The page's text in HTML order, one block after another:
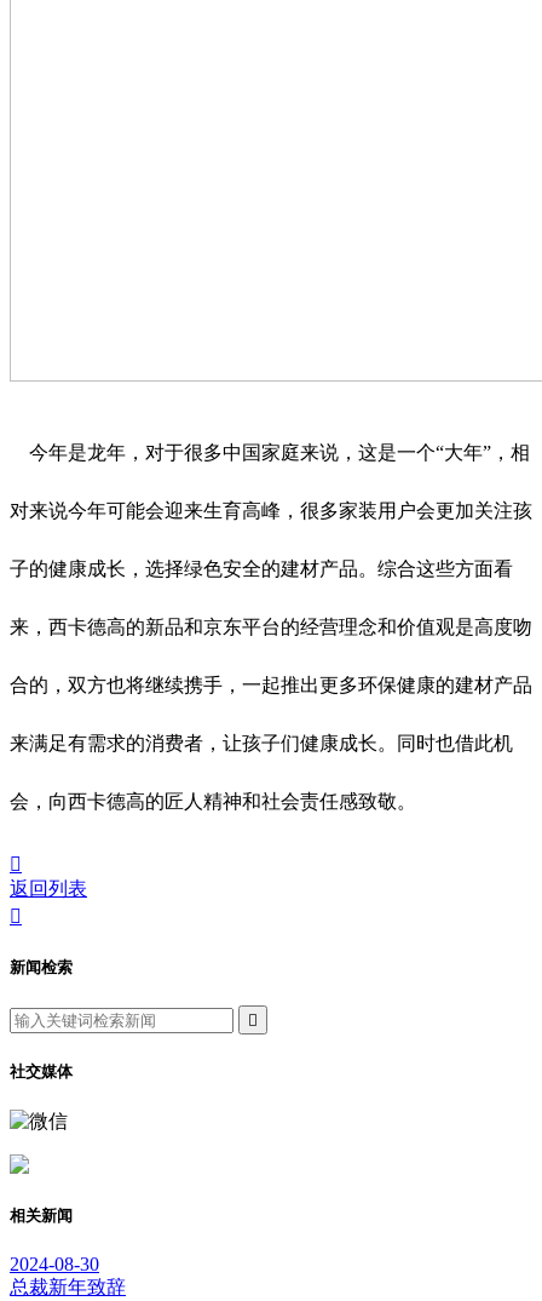
今年是龙年，对于很多中国家庭来说，这是一个“大年”，相
对来说今年可能会迎来生育高峰，很多家装用户会更加关注孩
子的健康成长，选择绿色安全的建材产品。综合这些方面看
来，西卡德高的新品和京东平台的经营理念和价值观是高度吻
合的，双方也将继续携手，一起推出更多环保健康的建材产品
来满足有需求的消费者，让孩子们健康成长。同时也借此机
会，向西卡德高的匠人精神和社会责任感致敬。

返回列表

新闻检索

社交媒体
相关新闻
2024-08-30
总裁新年致辞